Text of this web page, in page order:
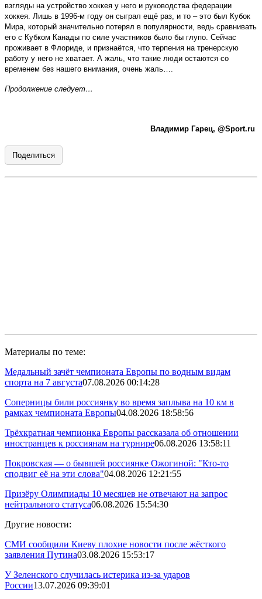
взгляды на устройство хоккея у него и руководства федерации
хоккея. Лишь в 1996-м году он сыграл ещё раз, и то – это был Кубок
Мира, который значительно потерял в популярности, ведь сравнивать
его с Кубком Канады по силе участников было бы глупо. Сейчас
проживает в Флориде, и признаётся, что терпения на тренерскую
работу у него не хватает. А жаль, что такие люди остаются со
временем без нашего внимания, очень жаль….
Продолжение следует…
Владимир Гарец, @Sport.ru
Поделиться
Материалы по теме:
Медальный зачёт чемпионата Европы по водным видам
спорта на 7 августа07.08.2026 00:14:28
Соперницы били россиянку во время заплыва на 10 км в
рамках чемпионата Европы04.08.2026 18:58:56
Трёхкратная чемпионка Европы рассказала об отношении
иностранцев к россиянам на турнире06.08.2026 13:58:11
Покровская — о бывшей россиянке Ожогиной: "Кто-то
сподвиг её на эти слова"04.08.2026 12:21:55
Призёру Олимпиады 10 месяцев не отвечают на запрос
нейтрального статуса06.08.2026 15:54:30
Другие новости:
СМИ сообщили Киеву плохие новости после жёсткого
заявления Путина03.08.2026 15:53:17
У Зеленского случилась истерика из-за ударов
России13.07.2026 09:39:01